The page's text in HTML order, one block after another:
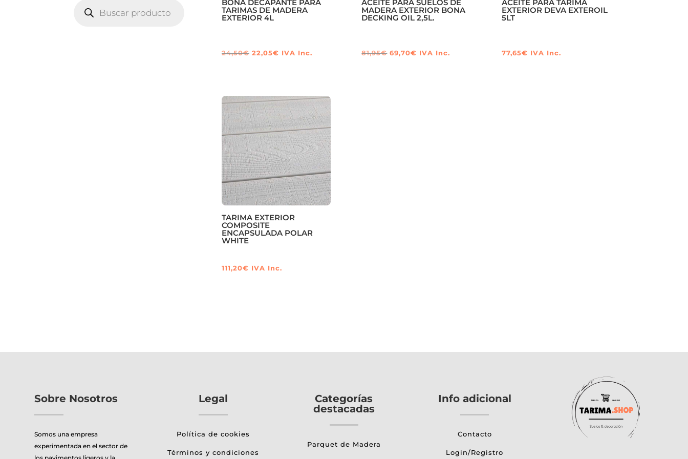
PRODUCTOS
BONA DECAPANTE PARA
TARIMAS DE MADERA
EXTERIOR 4L
24,50€ El
24,50€.
22,05€ El
22,05€.
IVA Inc.
ACEITE PARA SUELOS DE
MADERA EXTERIOR BONA
DECKING OIL 2,5L.
81,95€ El
69,70€ El
IVA Inc.
ACEITE PARA TARIMA
EXTERIOR DEVA EXTEROIL
5LT
77,65€ IVA Inc.
TARIMA EXTERIOR
COMPOSITE
ENCAPSULADA POLAR
WHITE
111,20€ IVA Inc.
Sobre Nosotros
Somos una empresa
experimentada en el sector de
Legal
Política de cookies
Términos y condiciones
Categorías
destacadas
Parquet de Madera
Info adicional
Contacto
Login/Registro